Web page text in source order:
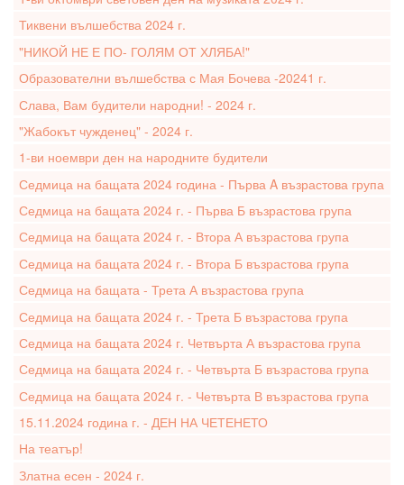
Тиквени вълшебства 2024 г.
"НИКОЙ НЕ Е ПО- ГОЛЯМ ОТ ХЛЯБА!"
Образователни вълшебства с Мая Бочева -20241 г.
Слава, Вам будители народни! - 2024 г.
"Жабокът чужденец" - 2024 г.
1-ви ноември ден на народните будители
Седмица на бащата 2024 година - Първа A възрастова група
Седмица на бащата 2024 г. - Първа Б възрастова група
Седмица на бащата 2024 г. - Втора А възрастова група
Седмица на бащата 2024 г. - Втора Б възрастова група
Седмица на бащата - Трета А възрастова група
Седмица на бащата 2024 г. - Трета Б възрастова група
Седмица на бащата 2024 г. Четвърта А възрастова група
Седмица на бащата 2024 г. - Четвърта Б възрастова група
Седмица на бащата 2024 г. - Четвърта В възрастова група
15.11.2024 година г. - ДЕН НА ЧЕТЕНЕТО
На театър!
Златна есен - 2024 г.